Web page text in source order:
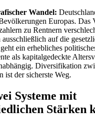
Wandel:
Europas. Das
zu Rentnern
ausschließlich auf die
ein erhebliches
als kapitalgedeckte
Diversifikation
ist der sicherste Weg.
Systeme mit
Stärken